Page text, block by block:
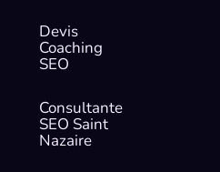
Devis
Coaching
SEO
Consultante
SEO Saint
Nazaire